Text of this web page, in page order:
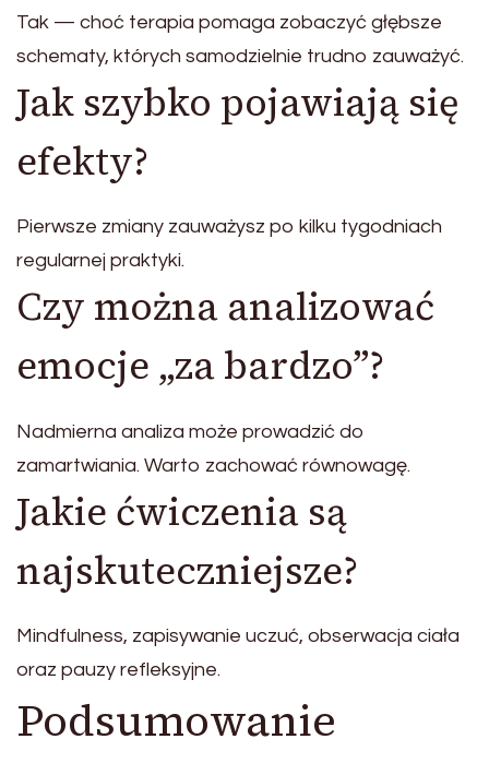
Tak — choć terapia pomaga zobaczyć głębsze
schematy, których samodzielnie trudno zauważyć.
Jak szybko pojawiają się
efekty?
Pierwsze zmiany zauważysz po kilku tygodniach
regularnej praktyki.
Czy można analizować
emocje „za bardzo”?
Nadmierna analiza może prowadzić do
zamartwiania. Warto zachować równowagę.
Jakie ćwiczenia są
najskuteczniejsze?
Mindfulness, zapisywanie uczuć, obserwacja ciała
oraz pauzy refleksyjne.
Podsumowanie